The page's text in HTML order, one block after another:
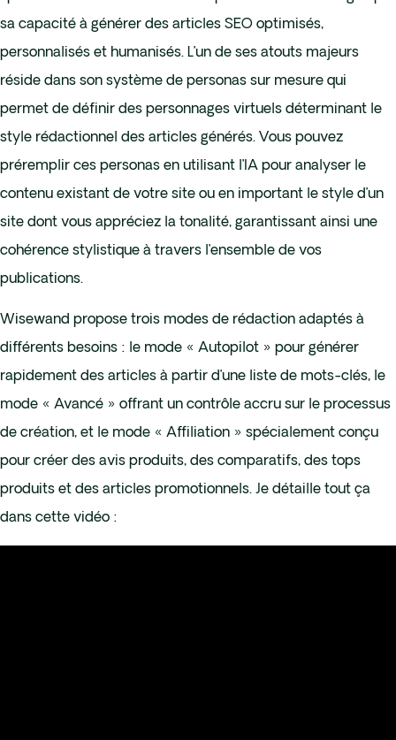
sa capacité à générer des articles SEO optimisés,
personnalisés et humanisés. L’un de ses atouts majeurs
réside dans son système de personas sur mesure qui
permet de définir des personnages virtuels déterminant le
style rédactionnel des articles générés. Vous pouvez
préremplir ces personas en utilisant l’IA pour analyser le
contenu existant de votre site ou en important le style d’un
site dont vous appréciez la tonalité, garantissant ainsi une
cohérence stylistique à travers l’ensemble de vos
publications.
Wisewand propose trois modes de rédaction adaptés à
différents besoins : le mode « Autopilot » pour générer
rapidement des articles à partir d’une liste de mots-clés, le
mode « Avancé » offrant un contrôle accru sur le processus
de création, et le mode « Affiliation » spécialement conçu
pour créer des avis produits, des comparatifs, des tops
produits et des articles promotionnels. Je détaille tout ça
dans cette vidéo :